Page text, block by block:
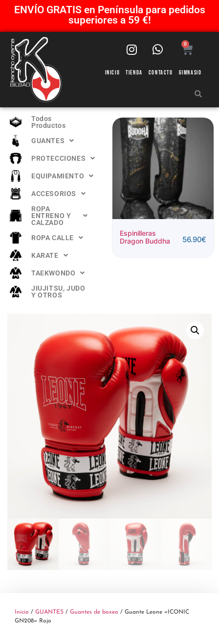
ENVÍO GRATIS en Península para pedidos
superiores a 59 €!
0
Inicio Tienda Contacto Gimnasio
Todos
Productos
GUANTES
PROTECCIONES
EQUIPAMIENTO
ACCESORIOS
ROPA
ENTRENO Y
CALZADO
ROPA CALLE
KARATE
TAEKWONDO
JIUJITSU, JUDO
Y OTROS
Espinillera
"TITANIUM"
Rosa
Espinilleras
Dragon Buddha
56.90€
Inicio / GUANTES / Guantes de boxeo / Guante Leone «ICONIC
GN208» Rojo